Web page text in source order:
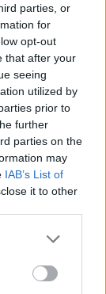
parties, or
for
opt-out
that after your
seeing
utilized by
prior to
further
parties on the
may
IAB’s List of
it to other
Google
may click to
tags to
egészet
25 perc
lángon
sózzuk,
egy kanál
puhuljon.
alatt
a
puhára,
héját,
a
tálalom.